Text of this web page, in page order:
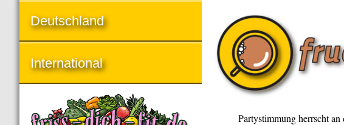
Partystimmung herrscht
Deutschland
International